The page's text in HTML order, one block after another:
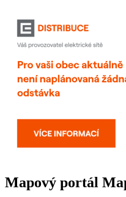
Mapový portál